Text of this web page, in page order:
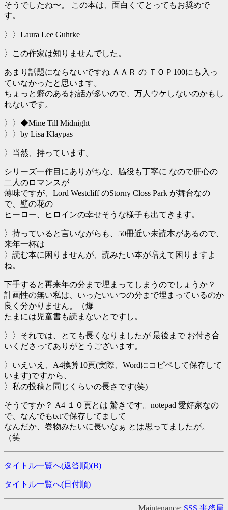
そうでしたね〜。 この本は、面白くてとってもお奨めで
す。
〉〉Laura Lee Guhrke
〉この作家は知りませんでした。
あまり話題にならないですね ＡＡＲ の ＴＯＰ100にも入っ
ていなかったと思います。
ちょっと癖のあるお話が多いので、万人ウケしないのかもし
れないです。
〉〉◆Mine Till Midnight
〉〉by Lisa Klaypas
〉当然、持っています。
シリーズ一作目にありがちな、脇役も丁寧に なので肝心の
二人のロマンスが
薄味ですが、Lord Westcliff のStorny Closs Park が舞台なの
で、壁の花の
ヒーロー、ヒロインの幸せそうな様子も出てきます。
〉持っていると言いながらも、50冊近い未読本があるので、
来年一杯は
〉読む本に困りませんが、読みたい本が増えて困りますよ
ね。
下手すると再来年の分まで埋まってしまうのでしょうか？
計画性の無い私は、いったいいつの分まで埋まっているのか
良く分かりません。（爆
たまには児童書も読まないとですし。
〉〉それでは、とても長くなりましたが 最後まで お付き合
いくださってありがとうございます。
〉いえいえ、A4換算10頁(実際、Wordにコピペして保存して
います)ですから、
〉私の投稿と同じくらいの長さです(笑)
そうですか？ A4 １０頁とは 驚きです。notepad 愛好家なの
で、なんでもtxtで保存してまして
なんだか、巻物みたいに長いなぁ とは思ってましたが。
（笑
タイトル一覧へ(返答順)(B)
タイトル一覧へ(日付順)